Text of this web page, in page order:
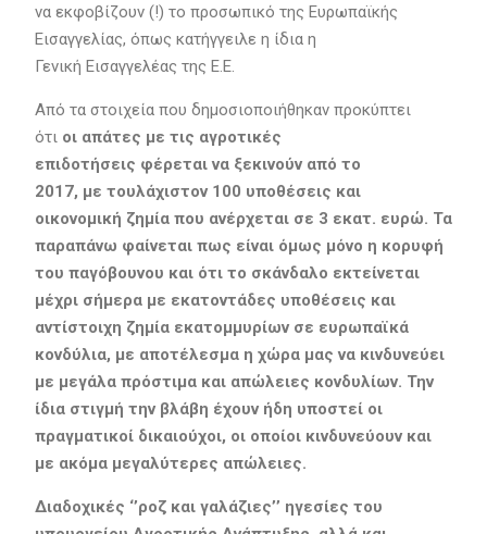
να εκφοβίζουν (!) το προσωπικό της Ευρωπαϊκής
Εισαγγελίας, όπως κατήγγειλε η ίδια η
Γενική Εισαγγελέας της Ε.Ε.
Από τα στοιχεία που δημοσιοποιήθηκαν προκύπτει
ότι οι απάτες με τις αγροτικές
επιδοτήσεις φέρεται να ξεκινούν από το
2017, με τουλάχιστον 100 υποθέσεις και
οικονομική ζημία που ανέρχεται σε 3 εκατ. ευρώ. Τα
παραπάνω φαίνεται πως είναι όμως μόνο η κορυφή
του παγόβουνου και ότι το σκάνδαλο εκτείνεται
μέχρι σήμερα με εκατοντάδες υποθέσεις και
αντίστοιχη ζημία εκατομμυρίων σε ευρωπαϊκά
κονδύλια, με αποτέλεσμα η χώρα μας να κινδυνεύει
με μεγάλα πρόστιμα και απώλειες κονδυλίων. Την
ίδια στιγμή την βλάβη έχουν ήδη υποστεί οι
πραγματικοί δικαιούχοι, οι οποίοι κινδυνεύουν και
με ακόμα μεγαλύτερες απώλειες.
Διαδοχικές ‘’ροζ και γαλάζιες’’ ηγεσίες του